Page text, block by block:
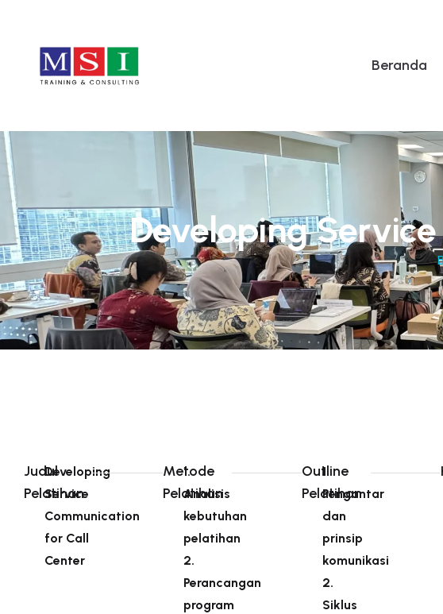
Beranda
Developing
Judul
Pelatihan
Developing
Service
Communication
for Call
Center​
Metode
Pelatihan
1.
Analisis
kebutuhan
pelatihan
2.
Perancangan
program
Outline
Pelatihan
1.
Pengantar
dan
prinsip
komunikasi
2.
Siklus